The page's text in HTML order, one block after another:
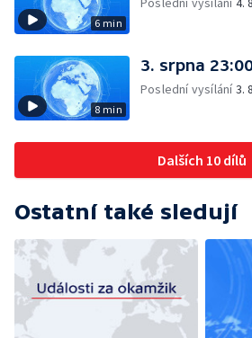
6 min
8 min
3. srpna
Poslední vysílání3.
Dalších 10 dílů
Ostatní také sledují